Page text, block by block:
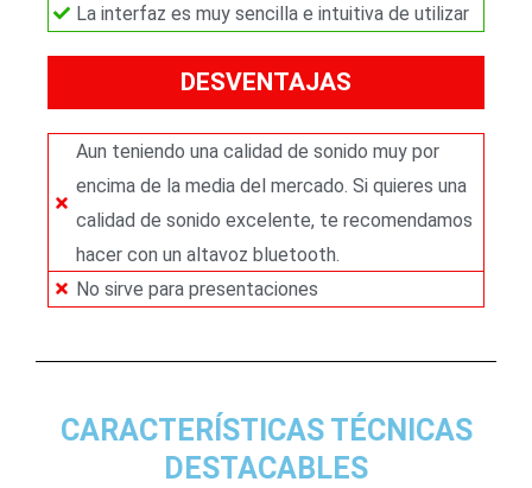
La interfaz es muy sencilla e intuitiva de utilizar
DESVENTAJAS
Aun teniendo una calidad de sonido muy por
encima de la media del mercado. Si quieres una
calidad de sonido excelente, te recomendamos
hacer con un altavoz bluetooth.
No sirve para presentaciones
CARACTERÍSTICAS TÉCNICAS
DESTACABLES